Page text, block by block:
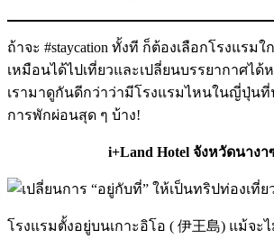
ถ้าจะ #staycation ทั้งที ก็ต้องเลือกโรงแรม
เหมือนได้ไปเที่ยวและเปลี่ยนบรรยากาศได้
เรามาดูกันดีกว่าว่ามีโรงแรมไหนในญี่ปุ่นที่
การพักผ่อนสุด ๆ บ้าง!
i+Land Hotel จังหวัดนางา
โรงแรมตั้งอยู่บนเกาะอิโอ ( 伊王島) แม้จะ